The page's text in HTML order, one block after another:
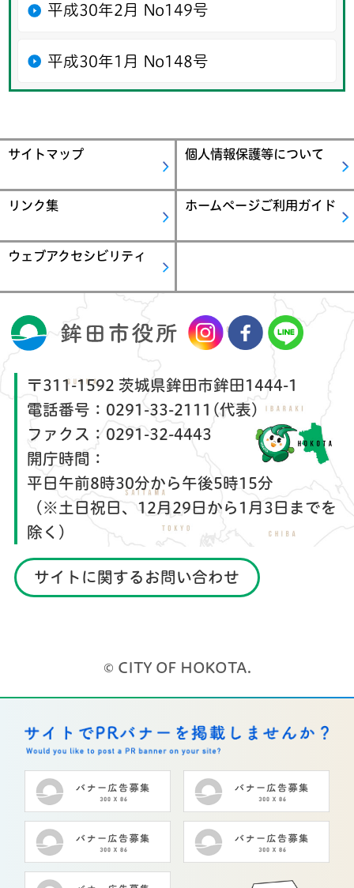
平成30年2月 No149号
平成30年1月 No148号
サイトマップ 個人情報保護等について
リンク集 ホームページご利用ガイド
ウェブアクセシビリティ
〒311-1592 茨城県鉾田市鉾田1444-1
電話番号： 0291-33-2111(代表)
ファクス： 0291-32-4443
開庁時間：
平日午前8時30分から午後5時15分
（※土日祝日、12月29日から1月3日までを
除く）
サイトに関するお問い合わせ
© CITY OF HOKOTA.